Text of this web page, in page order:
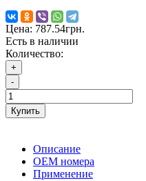
Цена: 787.54грн.
Есть в наличии
Количество:
+
-
Купить
Описание
ОЕМ номера
Применение